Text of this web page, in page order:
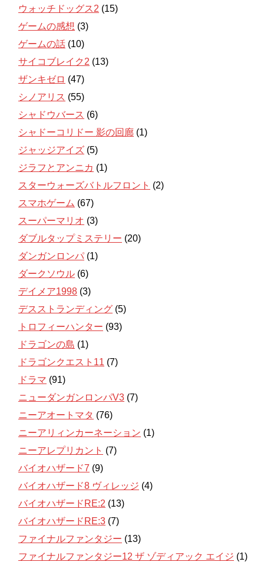
ウォッチドッグス2 (15)
ゲームの感想 (3)
ゲームの話 (10)
サイコブレイク2 (13)
ザンキゼロ (47)
シノアリス (55)
シャドウバース (6)
シャドーコリドー 影の回廊 (1)
ジャッジアイズ (5)
ジラフとアンニカ (1)
スターウォーズバトルフロント (2)
スマホゲーム (67)
スーパーマリオ (3)
ダブルタップミステリー (20)
ダンガンロンパ (1)
ダークソウル (6)
デイメア1998 (3)
デスストランディング (5)
トロフィーハンター (93)
ドラゴンの島 (1)
ドラゴンクエスト11 (7)
ドラマ (91)
ニューダンガンロンパV3 (7)
ニーアオートマタ (76)
ニーアリィンカーネーション (1)
ニーアレプリカント (7)
バイオハザード7 (9)
バイオハザード8 ヴィレッジ (4)
バイオハザードRE:2 (13)
バイオハザードRE:3 (7)
ファイナルファンタジー (13)
ファイナルファンタジー12 ザ ゾディアック エイジ (1)